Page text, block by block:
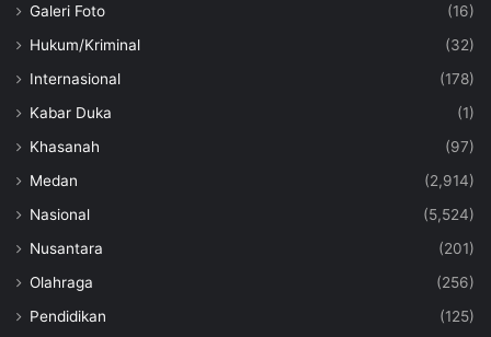
Galeri Foto
(16)
Hukum/Kriminal
(32)
Internasional
(178)
Kabar Duka
(1)
Khasanah
(97)
Medan
(2,914)
Nasional
(5,524)
Nusantara
(201)
Olahraga
(256)
Pendidikan
(125)